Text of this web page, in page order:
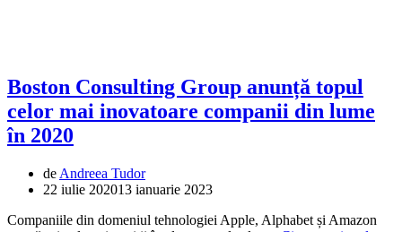
Boston Consulting Group anunță topul
celor mai inovatoare companii din lume
în 2020
de Andreea Tudor
22 iulie 202013 ianuarie 2023
Companiile din domeniul tehnologiei Apple, Alphabet și Amazon